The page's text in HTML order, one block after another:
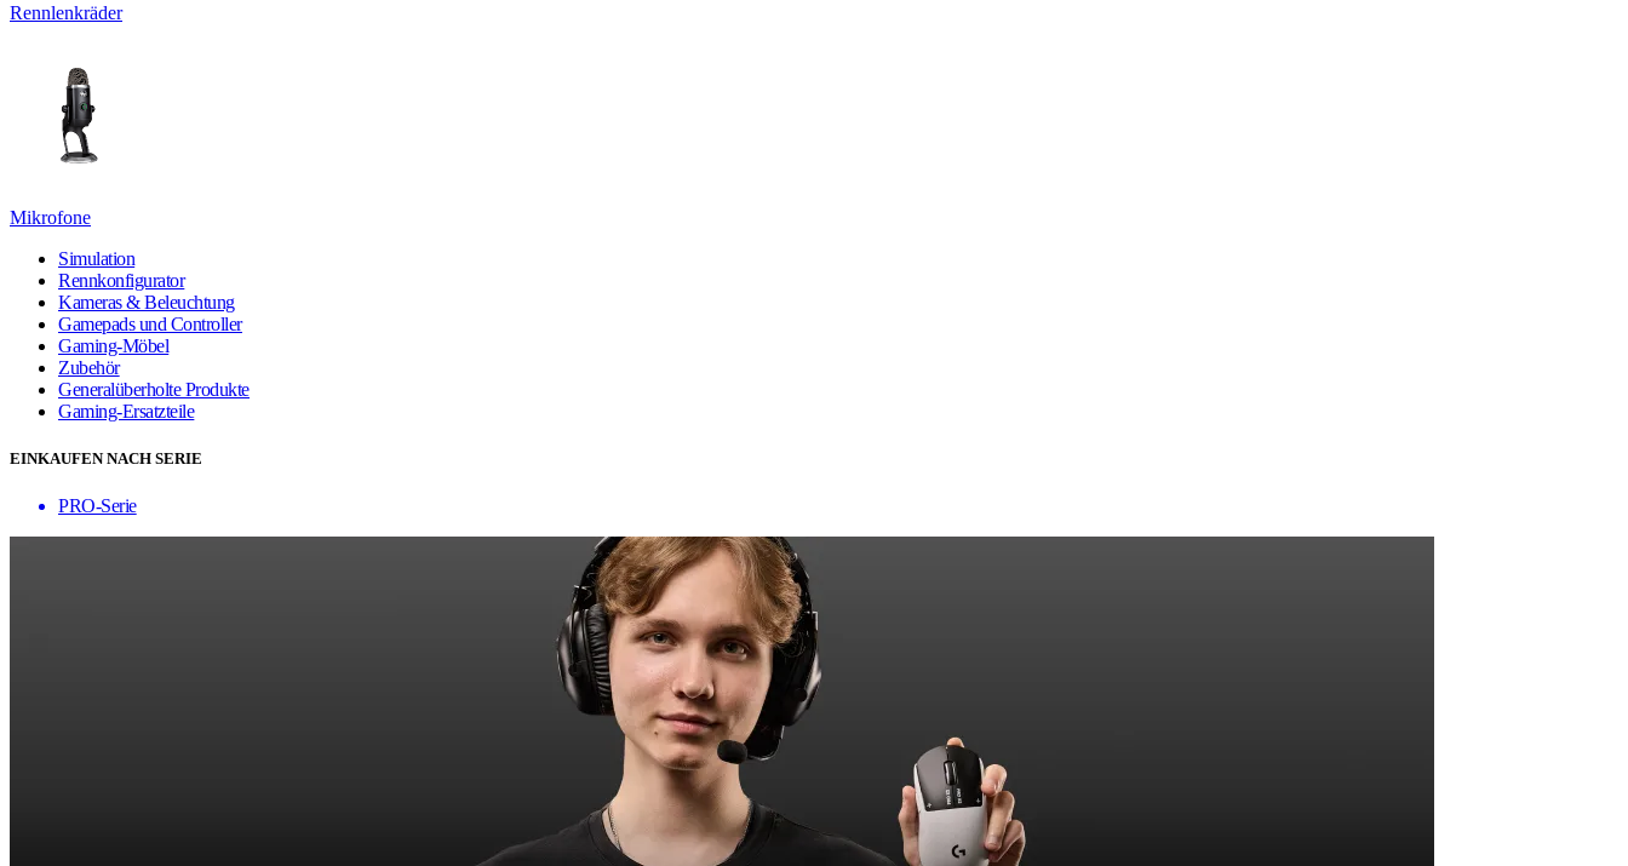
Rennlenkräder
Mikrofone
Simulation
Rennkonfigurator
Kameras & Beleuchtung
Gamepads und Controller
Gaming-Möbel
Zubehör
Generalüberholte Produkte
Gaming-Ersatzteile
EINKAUFEN NACH SERIE
PRO-Serie